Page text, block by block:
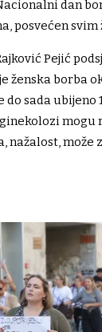
dan
posvećen
Pejić
ženska borba
sada ubijeno
mogu
nažalost, može